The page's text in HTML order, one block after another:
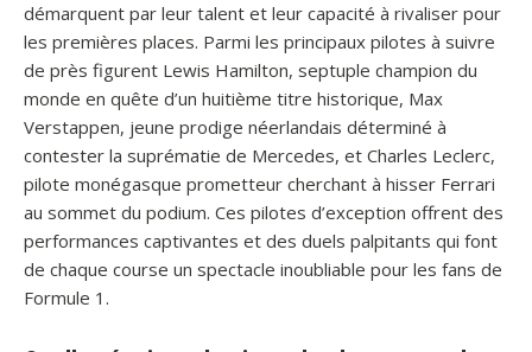
démarquent par leur talent et leur capacité à rivaliser pour
les premières places. Parmi les principaux pilotes à suivre
de près figurent Lewis Hamilton, septuple champion du
monde en quête d’un huitième titre historique, Max
Verstappen, jeune prodige néerlandais déterminé à
contester la suprématie de Mercedes, et Charles Leclerc,
pilote monégasque prometteur cherchant à hisser Ferrari
au sommet du podium. Ces pilotes d’exception offrent des
performances captivantes et des duels palpitants qui font
de chaque course un spectacle inoubliable pour les fans de
Formule 1.